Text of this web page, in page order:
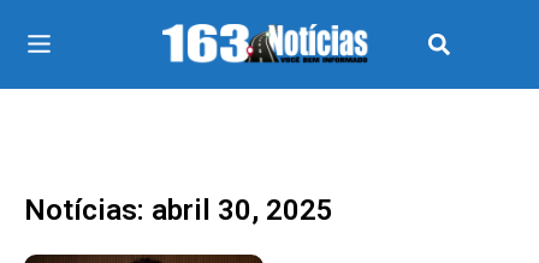
Notícias: abril 30, 2025